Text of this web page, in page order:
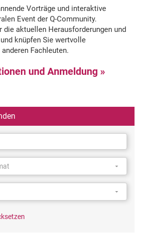
Vorträge und interaktive
Event der Q-Community.
die aktuellen Herausforderungen und
knüpfen Sie wertvolle
Fachleuten.
und Anmeldung »